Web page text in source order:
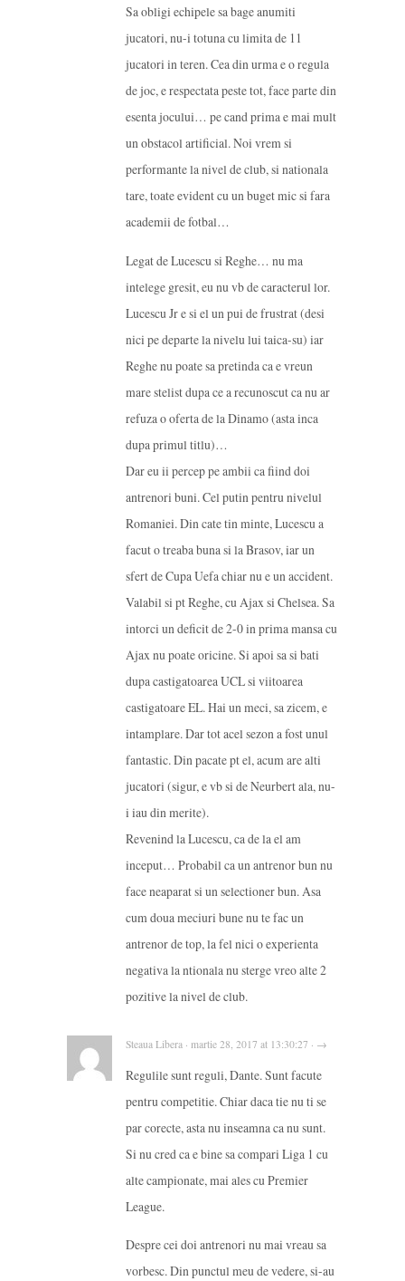
Sa obligi echipele sa bage anumiti
jucatori, nu-i totuna cu limita de 11
jucatori in teren. Cea din urma e o regula
de joc, e respectata peste tot, face parte din
esenta jocului… pe cand prima e mai mult
un obstacol artificial. Noi vrem si
performante la nivel de club, si nationala
tare, toate evident cu un buget mic si fara
academii de fotbal…
Legat de Lucescu si Reghe… nu ma
intelege gresit, eu nu vb de caracterul lor.
Lucescu Jr e si el un pui de frustrat (desi
nici pe departe la nivelu lui taica-su) iar
Reghe nu poate sa pretinda ca e vreun
mare stelist dupa ce a recunoscut ca nu ar
refuza o oferta de la Dinamo (asta inca
dupa primul titlu)…
Dar eu ii percep pe ambii ca fiind doi
antrenori buni. Cel putin pentru nivelul
Romaniei. Din cate tin minte, Lucescu a
facut o treaba buna si la Brasov, iar un
sfert de Cupa Uefa chiar nu e un accident.
Valabil si pt Reghe, cu Ajax si Chelsea. Sa
intorci un deficit de 2-0 in prima mansa cu
Ajax nu poate oricine. Si apoi sa si bati
dupa castigatoarea UCL si viitoarea
castigatoare EL. Hai un meci, sa zicem, e
intamplare. Dar tot acel sezon a fost unul
fantastic. Din pacate pt el, acum are alti
jucatori (sigur, e vb si de Neurbert ala, nu-
i iau din merite).
Revenind la Lucescu, ca de la el am
inceput… Probabil ca un antrenor bun nu
face neaparat si un selectioner bun. Asa
cum doua meciuri bune nu te fac un
antrenor de top, la fel nici o experienta
negativa la ntionala nu sterge vreo alte 2
pozitive la nivel de club.
Steaua Libera · martie 28, 2017 at 13:30:27 · →
Regulile sunt reguli, Dante. Sunt facute
pentru competitie. Chiar daca tie nu ti se
par corecte, asta nu inseamna ca nu sunt.
Si nu cred ca e bine sa compari Liga 1 cu
alte campionate, mai ales cu Premier
League.
Despre cei doi antrenori nu mai vreau sa
vorbesc. Din punctul meu de vedere, si-au